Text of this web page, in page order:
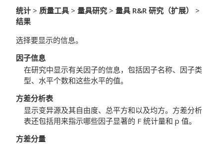
统计 > 质量工具 > 量具研究 > 量具 R&R 研究（扩展）
>
结果
选择要显示的信息。
因子信息
在研究中显示有关因子的信息，包括因子名称、因子类
型、水平个数和这些水平的值。
方差分析表
显示变异源及其自由度、总平方和以及均方。方差分析
表还包括用来指示哪些因子显著的 F 统计量和 p 值。
方差分量